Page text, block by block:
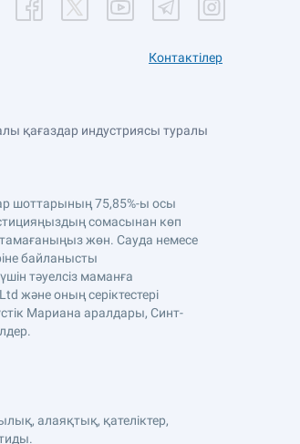
Контактілер
қағаздар индустриясы туралы
шоттарының 75,85%-ы осы
сомасынан көп
жөн. Сауда немесе
байланысты
тәуелсіз маманға
және оның серіктестері
Мариана аралдары, Синт-
алаяқтық, қателіктер,